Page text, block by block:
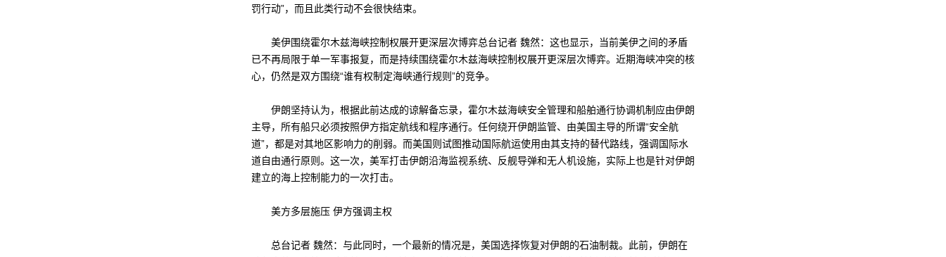
罚行动”，而且此类行动不会很快结束。
美伊围绕霍尔木兹海峡控制权展开更深层次博弈总台记者 魏然：这也显示，当前美伊之间的矛盾
已不再局限于单一军事报复，而是持续围绕霍尔木兹海峡控制权展开更深层次博弈。近期海峡冲突的核
心，仍然是双方围绕“谁有权制定海峡通行规则”的竞争。
伊朗坚持认为，根据此前达成的谅解备忘录，霍尔木兹海峡安全管理和船舶通行协调机制应由伊朗
主导，所有船只必须按照伊方指定航线和程序通行。任何绕开伊朗监管、由美国主导的所谓“安全航
道”，都是对其地区影响力的削弱。而美国则试图推动国际航运使用由其支持的替代路线，强调国际水
道自由通行原则。这一次，美军打击伊朗沿海监视系统、反舰导弹和无人机设施，实际上也是针对伊朗
建立的海上控制能力的一次打击。
美方多层施压 伊方强调主权
总台记者 魏然：与此同时，一个最新的情况是，美国选择恢复对伊朗的石油制裁。此前，伊朗在